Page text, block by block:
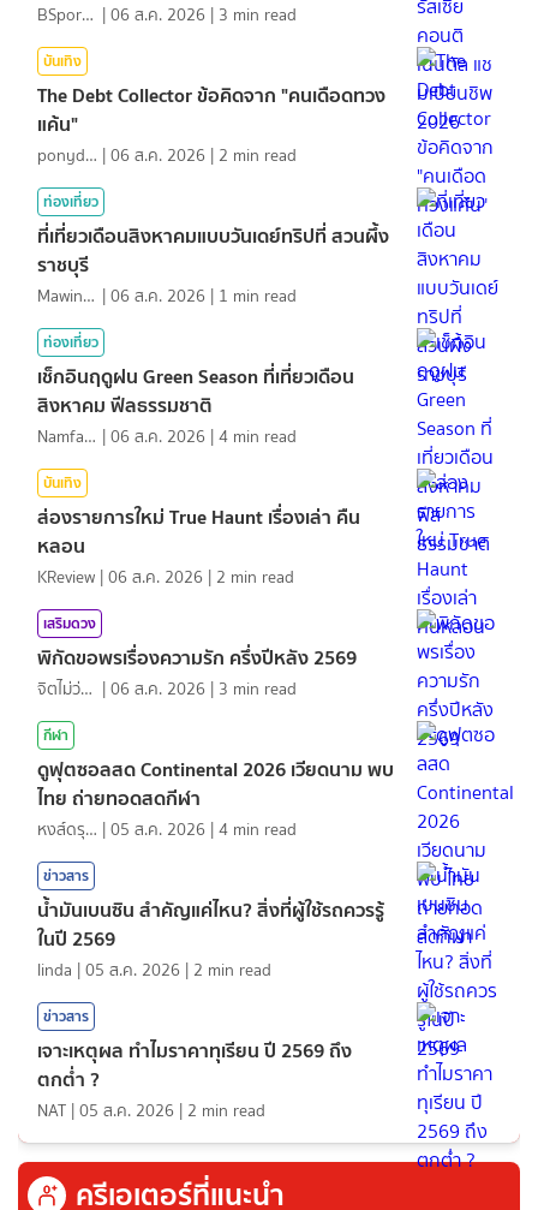
BSports8 |06 ส.ค. 2026 | 3 min read
บันเทิง
The Debt Collector ข้อคิดจาก "คนเดือดทวง
แค้น"
ponydiary |06 ส.ค. 2026 | 2 min read
ท่องเที่ยว
ที่เที่ยวเดือนสิงหาคมแบบวันเดย์ทริปที่ สวนผึ้ง
ราชบุรี
MawinMatravel |06 ส.ค. 2026 | 1 min read
ท่องเที่ยว
เช็กอินฤดูฝน Green Season ที่เที่ยวเดือน
สิงหาคม ฟีลธรรมชาติ
NamfahPhupha |06 ส.ค. 2026 |4 min read
บันเทิง
ส่องรายการใหม่ True Haunt เรื่องเล่า คืน
หลอน
KReview |06 ส.ค. 2026 | 2 min read
เสริมดวง
พิกัดขอพรเรื่องความรัก ครึ่งปีหลัง 2569
จิตไม่ว่าง |06 ส.ค. 2026 | 3 min read
กีฬา
ดูฟุตซอลสด Continental 2026 เวียดนาม พบ
ไทย ถ่ายทอดสดกีฬา
หงส์ดรุณ |05 ส.ค. 2026 |4 min read
ข่าวสาร
น้ำมันเบนซิน สำคัญแค่ไหน? สิ่งที่ผู้ใช้รถควรรู้
ในปี 2569
linda |05 ส.ค. 2026 | 2 min read
ข่าวสาร
เจาะเหตุผล ทำไมราคาทุเรียน ปี 2569 ถึง
ตกต่ำ ?
NAT |05 ส.ค. 2026 | 2 min read
ครีเอเตอร์ที่แนะนำ